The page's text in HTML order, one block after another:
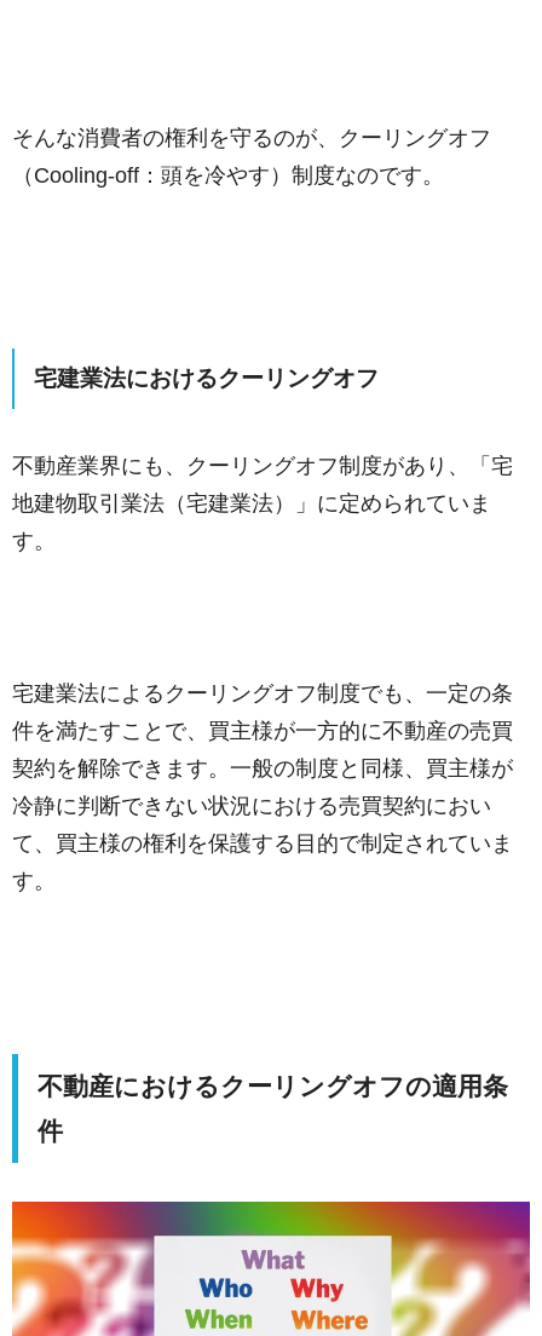
そんな消費者の権利を守るのが、クーリングオフ
（Cooling-off：頭を冷やす）制度なのです。
宅建業法におけるクーリングオフ
不動産業界にも、クーリングオフ制度があり、「宅
地建物取引業法（宅建業法）」に定められていま
す。
宅建業法によるクーリングオフ制度でも、一定の条
件を満たすことで、買主様が一方的に不動産の売買
契約を解除できます。一般の制度と同様、買主様が
冷静に判断できない状況における売買契約におい
て、買主様の権利を保護する目的で制定されていま
す。
不動産におけるクーリングオフの適用条
件